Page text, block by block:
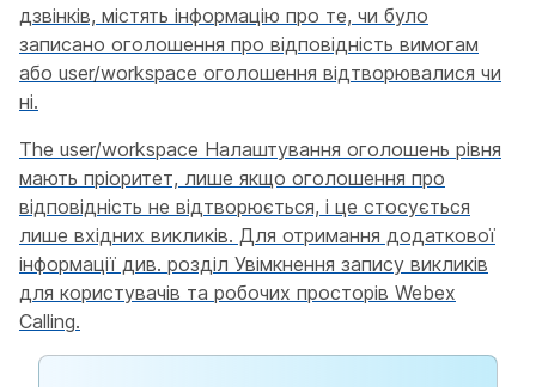
дзвінків, містять інформацію про те, чи було
записано оголошення про відповідність вимогам
або user/workspace оголошення відтворювалися чи
ні.
The user/workspace Налаштування оголошень рівня
мають пріоритет, лише якщо оголошення про
відповідність не відтворюється, і це стосується
лише вхідних викликів. Для отримання додаткової
інформації див. розділ Увімкнення запису викликів
для користувачів та робочих просторів Webex
Calling.